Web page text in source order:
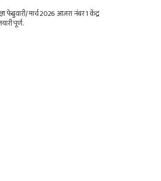
फेब्रुवारी/ मार्च 2026 आजरा नंबर 1 केंद्र
पूर्ण.